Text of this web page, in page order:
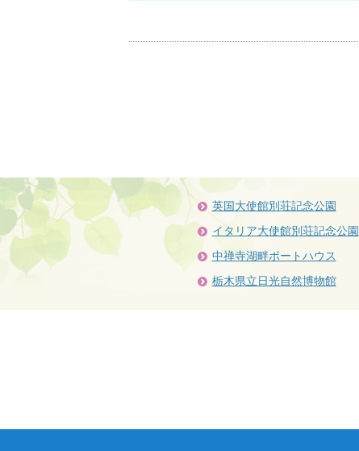
英国大使館別荘記念公園
イタリア大使館別荘記念公園
中禅寺湖畔ボートハウス
栃木県立日光自然博物館